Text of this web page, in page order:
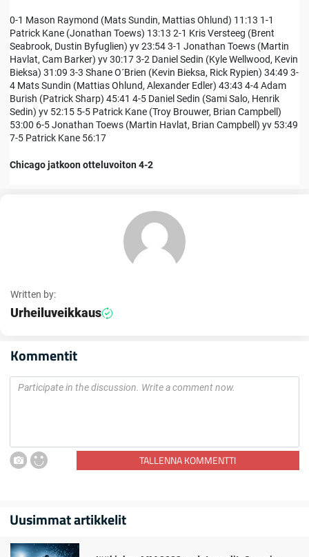
0-1 Mason Raymond (Mats Sundin, Mattias Ohlund) 11:13 1-1
Patrick Kane (Jonathan Toews) 13:13 2-1 Kris Versteeg (Brent
Seabrook, Dustin Byfuglien) yv 23:54 3-1 Jonathan Toews (Martin
Havlat, Cam Barker) yv 30:17 3-2 Daniel Sedin (Kyle Wellwood, Kevin
Bieksa) 31:09 3-3 Shane O´Brien (Kevin Bieksa, Rick Rypien) 34:49 3-
4 Mats Sundin (Mattias Ohlund, Alexander Edler) 43:43 4-4 Adam
Burish (Patrick Sharp) 45:41 4-5 Daniel Sedin (Sami Salo, Henrik
Sedin) yv 52:15 5-5 Patrick Kane (Troy Brouwer, Brian Campbell)
53:00 6-5 Jonathan Toews (Martin Havlat, Brian Campbell) yv 53:49
7-5 Patrick Kane 56:17
Chicago jatkoon otteluvoiton 4-2
Written by:
Urheiluveikkaus
Kommentit
TALLENNA KOMMENTTI
Uusimmat artikkelit